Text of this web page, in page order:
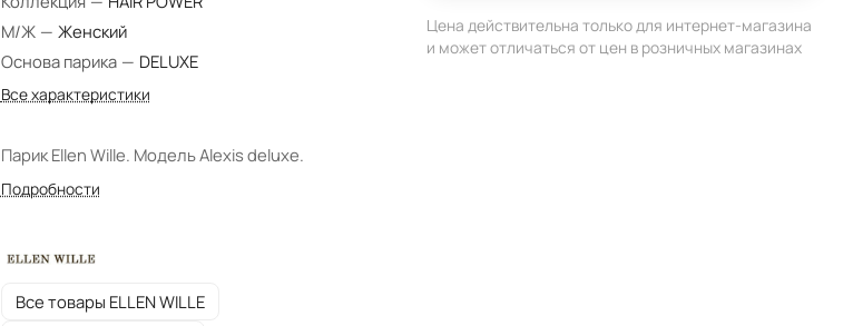
М/Ж — Женский
Основа парика — DELUXE
Все характеристики
Парик Ellen Wille. Модель Alexis deluxe.
Подробности
Все товары ELLEN WILLE
Цена действительна только для интернет-магазина
и может отличаться от цен в розничных магазинах